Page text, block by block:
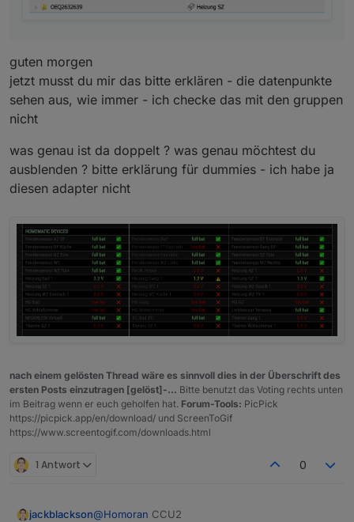
guten morgen
jetzt musst du mir das bitte erklären - die datenpunkte
sehen aus, wie immer - ich checke das mit den gruppen
nicht
was genau ist da doppelt ? was genau möchtest du
ausblenden ? bitte erklärung für dummies - ich habe ja
diesen adapter nicht
nach einem gelösten Thread wäre es sinnvoll dies in der Überschrift des
ersten Posts einzutragen [gelöst]-... Bitte benutzt das Voting rechts unten
im Beitrag wenn er euch geholfen hat. Forum-Tools: PicPick
https://picpick.app/en/download/ und ScreenToGif
https://www.screentogif.com/downloads.html
1 Antwort 0
jackblackson@Homoran CCU2